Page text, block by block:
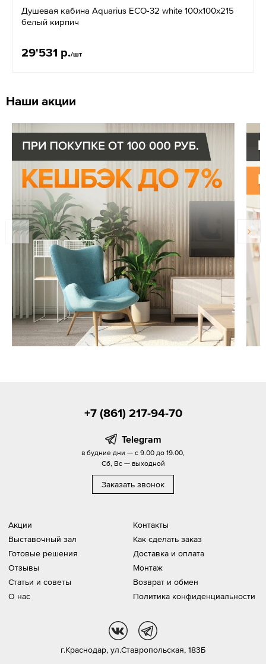
Душевая кабина Aquarius ЕСО-32 white 100x100x215
белый кирпич
29'531 р./шт
Наши акции
Акции
Выставочный зал
Готовые решения
Отзывы
Статьи и советы
О нас
Контакты
Как сделать заказ
Доставка и оплата
Монтаж
Возврат и обмен
Политика конфиденциальности
+7 (861) 217-94-70
Telegram
в будние дни — с 9.00 до 19.00,
Сб, Вс — выходной
Заказать звонок
г.Краснодар, ул.Ставропольская, 183Б
vk